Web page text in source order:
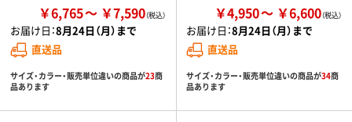
￥6,765 ￥7,590
お届け日：8月24日（月）まで
直送品
サイズ・カラー・販売単位違いの商品が23商
品あります
￥4,950 ￥6,600
お届け日：8月24日（月）まで
直送品
サイズ・カラー・販売単位違いの商品が34商
品あります